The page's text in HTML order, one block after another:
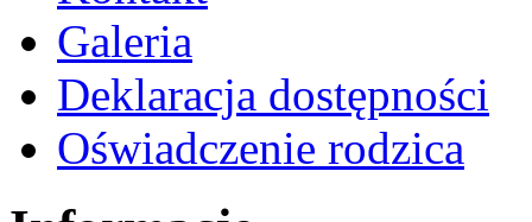
Galeria
Deklaracja dostępności
Oświadczenie rodzica